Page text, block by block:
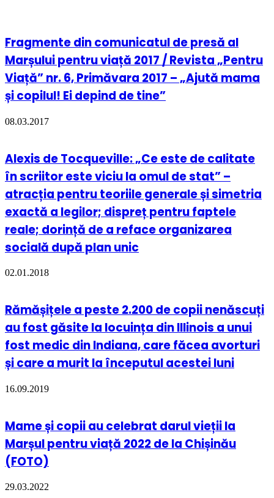
Fragmente din comunicatul de presă al
Marșului pentru viață 2017 / Revista „Pentru
Viață” nr. 6, Primăvara 2017 – „Ajută mama
și copilul! Ei depind de tine”
08.03.2017
Alexis de Tocqueville: „Ce este de calitate
în scriitor este viciu la omul de stat” –
atracția pentru teoriile generale și simetria
exactă a legilor; dispreț pentru faptele
reale; dorință de a reface organizarea
socială după plan unic
02.01.2018
Rămășițele a peste 2.200 de copii nenăscuți
au fost găsite la locuința din Illinois a unui
fost medic din Indiana, care făcea avorturi
și care a murit la începutul acestei luni
16.09.2019
Mame și copii au celebrat darul vieții la
Marșul pentru viață 2022 de la Chișinău
(FOTO)
29.03.2022